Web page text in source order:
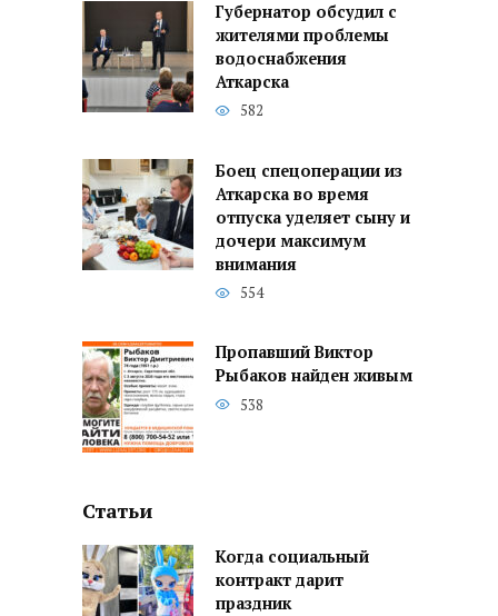
Губернатор обсудил с
жителями проблемы
водоснабжения
Аткарска
582
Боец спецоперации из
Аткарска во время
отпуска уделяет сыну и
дочери максимум
внимания
554
Пропавший Виктор
Рыбаков найден живым
538
Статьи
Когда социальный
контракт дарит
праздник